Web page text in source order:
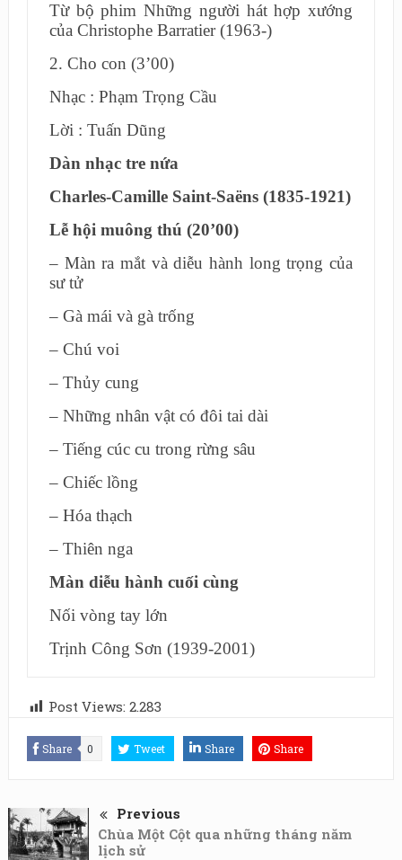
Từ bộ phim Những người hát hợp xướng
của Christophe Barratier (1963-)
2. Cho con (3’00)
Nhạc : Phạm Trọng Cầu
Lời : Tuấn Dũng
Dàn nhạc tre nứa
Charles-Camille Saint-Saëns (1835-1921)
Lễ hội muông thú (20’00)
– Màn ra mắt và diễu hành long trọng của
sư tử
– Gà mái và gà trống
– Chú voi
– Thủy cung
– Những nhân vật có đôi tai dài
– Tiếng cúc cu trong rừng sâu
– Chiếc lồng
– Hóa thạch
– Thiên nga
Màn diễu hành cuối cùng
Nối vòng tay lớn
Trịnh Công Sơn (1939-2001)
Post Views: 2.283
Share 0 Tweet Share Share
Previous
Chùa Một Cột qua những tháng năm
lịch sử